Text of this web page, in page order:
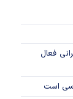
فعال
است